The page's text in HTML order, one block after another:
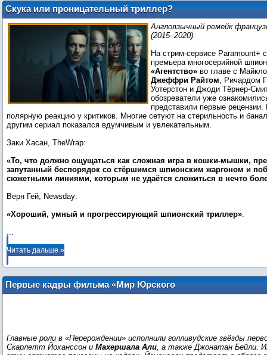
Скука или проницательный триллер?
Сериал «Агентство» с Майклом
Фассбендером разделил критиковАнглоязычный ремейк
(2015–2020).
На стрим-сервисе Paramount+
премьера многосерийной
«Агентство» во главе с
Джеффри Райтом, Ричардом
Уотерстон и Джоди Тёрнер-
обозреватели уже
представили первые рецензии.
полярную реакцию у критиков. Многие сетуют на стерильность и
другим сериал показался вдумчивым и увлекательным.
Заки Хасан, TheWrap:
«То, что должно ощущаться как сложная игра в кошки-мышки,
запутанный беспорядок со стёршимся шпионским жаргоном и
сюжетными линиями, которым не удаётся сложиться в нечто
Верн Гей, Newsday:
«Хороший, умный и прогрессирующий шпионский триллер»
...
Читать дальше »
Первые кадры фильма «Мир Юрского
периода: Перерождение»
Главные роли в «Перерождении» исполнили голливудские звёзды
Скарлетт Йоханссон и Махершала Али, а также Джонатан Бейли.